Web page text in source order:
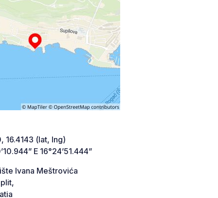
16.4143 (lat, lng)
E 16°24’51.444”
Ivana Meštrovića